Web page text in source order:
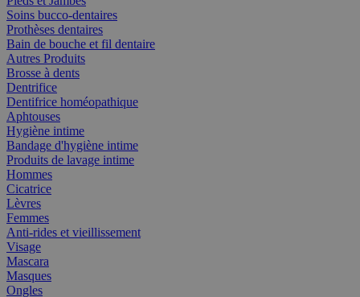
Soins bucco-dentaires
Prothèses dentaires
Bain de bouche et fil dentaire
Autres Produits
Brosse à dents
Dentrifice
Dentifrice homéopathique
Aphtouses
Hygiène intime
Bandage d'hygiène intime
Produits de lavage intime
Hommes
Cicatrice
Lèvres
Femmes
Anti-rides et vieillissement
Visage
Mascara
Masques
Ongles